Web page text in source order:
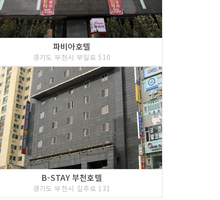
파비아호텔
경기도 부천시 부일로 510
B-STAY 부천호텔
경기도 부천시 길주로 131